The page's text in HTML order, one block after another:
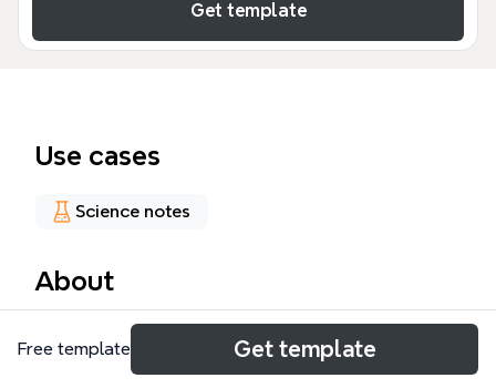
Get template
Use cases
Science notes
About
L'ALIMENTAZIONE è una mappa mentale educativa
progettata per studenti di scienze alimentari e
Free template Get template